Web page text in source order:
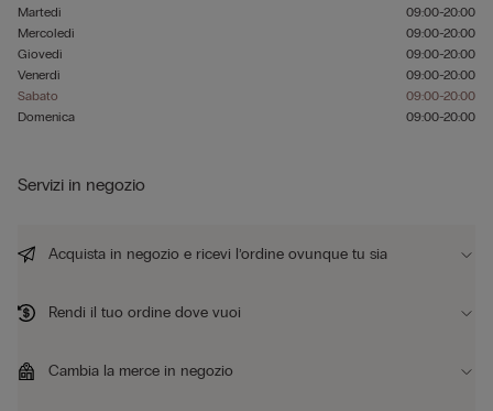
Martedì
09:00-20:00
Mercoledì
09:00-20:00
Giovedì
09:00-20:00
Venerdì
09:00-20:00
Sabato
09:00-20:00
Domenica
09:00-20:00
Servizi in negozio
Acquista in negozio e ricevi l’ordine ovunque tu sia
Rendi il tuo ordine dove vuoi
Cambia la merce in negozio